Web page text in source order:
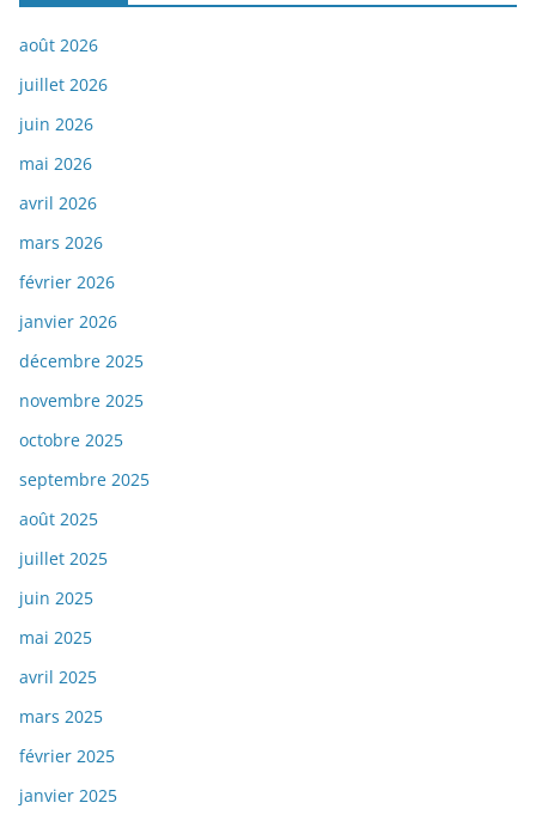
août 2026
juillet 2026
juin 2026
mai 2026
avril 2026
mars 2026
février 2026
janvier 2026
décembre 2025
novembre 2025
octobre 2025
septembre 2025
août 2025
juillet 2025
juin 2025
mai 2025
avril 2025
mars 2025
février 2025
janvier 2025